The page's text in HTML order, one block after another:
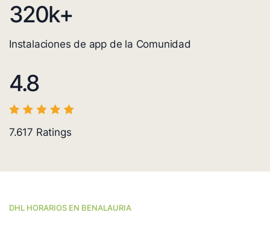
320k+
Instalaciones de app de la Comunidad
4.8
7.617 Ratings
DHL HORARIOS EN BENALAURIA